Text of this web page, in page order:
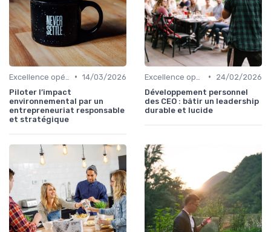
• 14/03/2026
Piloter l’impact
environnemental par un
entrepreneuriat responsable
et stratégique
•
24/02/2026
Développement personnel
des CEO : bâtir un leadership
durable et lucide